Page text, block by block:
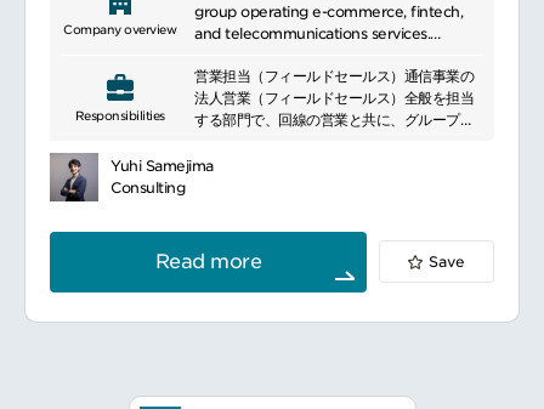
Company overview
group operating e-commerce, fintech,
and telecommunications services.
online shopping, payments, banking,
securities, and mobile communications.
Leveraging a shared membership
ecosystem serving consumers and
Responsibilities
営業担当（フィールドセールス）通信事業の
法人営業（フィールドセールス）全般を担当
する部門で、回線の営業と共に、グループが
ション全般に関する法人サービスを活用し、
業と連携し顧客開拓をする他、外部の業種毎
に戦略を策定し営業活動を日々おこなってい
きます。
Yuhi Samejima
Consulting
Read more Save